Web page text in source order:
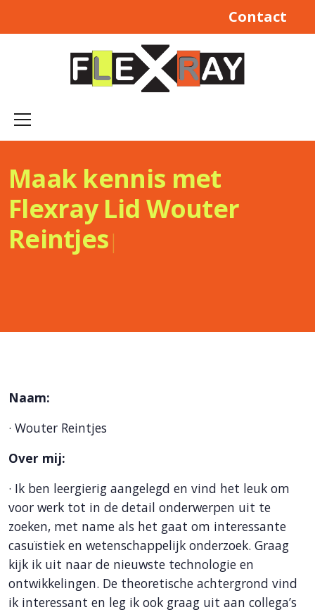
Contact
Maak kennis met
Flexray Lid Wouter
Reintjes|
Naam:
· Wouter Reintjes
Over mij:
· Ik ben leergierig aangelegd en vind het leuk om
voor werk tot in de detail onderwerpen uit te
zoeken, met name als het gaat om interessante
casuïstiek en wetenschappelijk onderzoek. Graag
kijk ik uit naar de nieuwste technologie en
ontwikkelingen. De theoretische achtergrond vind
ik interessant en leg ik ook graag uit aan collega’s